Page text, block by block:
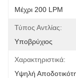
Μέχρι 200 LPM
Τύπος Αντλίας:
Υποβρύχιος
Χαρακτηριστικά:
Υψηλή